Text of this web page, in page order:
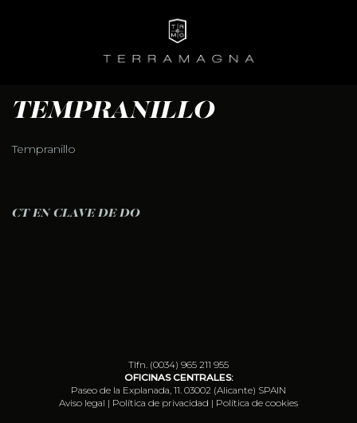
TEMPRANILLO
Tempranillo
NAVEGACIÓN DE ENTRADAS
CT EN CLAVE DE DO
Tlfn. (0034) 965 211 955
OFICINAS CENTRALES:
Paseo de la Explanada, 11. 03002 (Alicante) SPAIN
Aviso legal | Política de privacidad | Política de cookies